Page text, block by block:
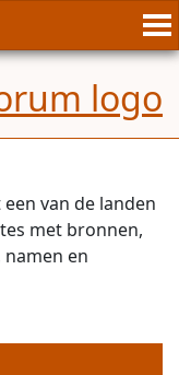
van de landen
met bronnen,
en